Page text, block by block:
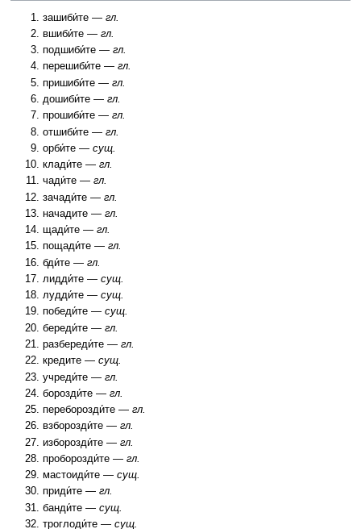
зашиби́те —гл.
вшиби́те —гл.
подшиби́те —гл.
перешиби́те —гл.
пришиби́те —гл.
дошиби́те —гл.
прошиби́те —гл.
отшиби́те —гл.
орби́те —сущ.
клади́те —гл.
чади́те —гл.
зачади́те —гл.
начадите —гл.
щади́те —гл.
пощади́те —гл.
бди́те —гл.
лидди́те —сущ.
лудди́те —сущ.
победи́те —сущ.
береди́те —гл.
разбереди́те —гл.
кредите —сущ.
учреди́те —гл.
борозди́те —гл.
переборозди́те —гл.
взборозди́те —гл.
изборозди́те —гл.
проборозди́те —гл.
мастоиди́те —сущ.
приди́те —гл.
банди́те —сущ.
троглоди́те —сущ.